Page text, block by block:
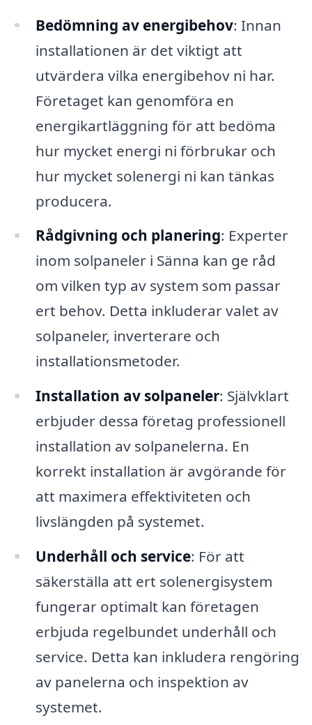
Bedömning av energibehov: Innan
installationen är det viktigt att
utvärdera vilka energibehov ni har.
Företaget kan genomföra en
energikartläggning för att bedöma
hur mycket energi ni förbrukar och
hur mycket solenergi ni kan tänkas
producera.
Rådgivning och planering: Experter
inom solpaneler i Sänna kan ge råd
om vilken typ av system som passar
ert behov. Detta inkluderar valet av
solpaneler, inverterare och
installationsmetoder.
Installation av solpaneler: Självklart
erbjuder dessa företag professionell
installation av solpanelerna. En
korrekt installation är avgörande för
att maximera effektiviteten och
livslängden på systemet.
Underhåll och service: För att
säkerställa att ert solenergisystem
fungerar optimalt kan företagen
erbjuda regelbundet underhåll och
service. Detta kan inkludera rengöring
av panelerna och inspektion av
systemet.